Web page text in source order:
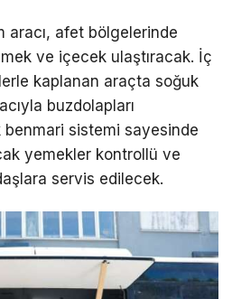
aracı, afet bölgelerinde
ve içecek ulaştıracak. İç
kaplanan araçta soğuk
buzdolapları
sistemi sayesinde
yemekler kontrollü ve
servis edilecek.